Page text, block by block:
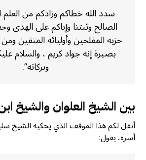
سدد الله خطاكم وزادكم من العلم
الصالح وثبتنا وإياكم على الهدى
حزبه المفلحين وأوليائه المتقين
بصيرة إنه جواد كريم ، والسلام
وبركاته”.
بين الشيخ العلوان والشيخ
أنقل لكم هذا الموقف الذي يحكيه الشيخ
أسره، يقول: